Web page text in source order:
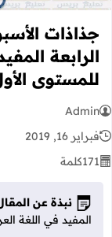
جذاذات
الرابعة
للمستوى
Admin
فبراير 16, 2019
171كلمة
نبذة عن
المفيد في اللغة